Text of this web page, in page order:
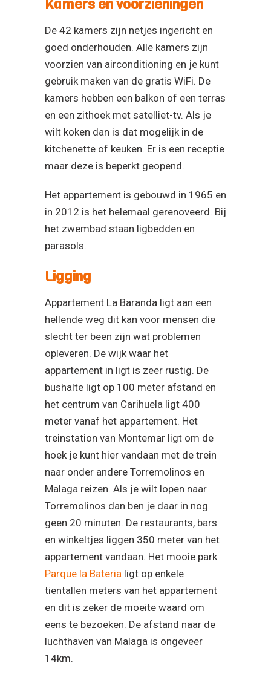
Kamers en voorzieningen
De 42 kamers zijn netjes ingericht en
goed onderhouden. Alle kamers zijn
voorzien van airconditioning en je kunt
gebruik maken van de gratis WiFi. De
kamers hebben een balkon of een terras
en een zithoek met satelliet-tv. Als je
wilt koken dan is dat mogelijk in de
kitchenette of keuken. Er is een receptie
maar deze is beperkt geopend.
Het appartement is gebouwd in 1965 en
in 2012 is het helemaal gerenoveerd. Bij
het zwembad staan ligbedden en
parasols.
Ligging
Appartement La Baranda ligt aan een
hellende weg dit kan voor mensen die
slecht ter been zijn wat problemen
opleveren. De wijk waar het
appartement in ligt is zeer rustig. De
bushalte ligt op 100 meter afstand en
het centrum van Carihuela ligt 400
meter vanaf het appartement. Het
treinstation van Montemar ligt om de
hoek je kunt hier vandaan met de trein
naar onder andere Torremolinos en
Malaga reizen. Als je wilt lopen naar
Torremolinos dan ben je daar in nog
geen 20 minuten. De restaurants, bars
en winkeltjes liggen 350 meter van het
appartement vandaan. Het mooie park
Parque la Bateria ligt op enkele
tientallen meters van het appartement
en dit is zeker de moeite waard om
eens te bezoeken. De afstand naar de
luchthaven van Malaga is ongeveer
14km.